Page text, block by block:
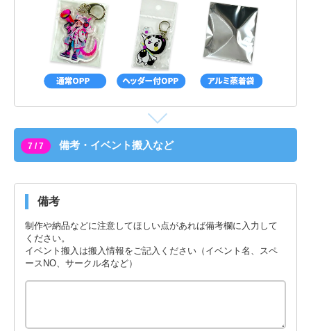
7 / 7 備考・イベント搬入など
備考
制作や納品などに注意してほしい点があれば備考欄に入力して
ください。
イベント搬入は搬入情報をご記入ください（イベント名、スペ
ースNO、サークル名など）